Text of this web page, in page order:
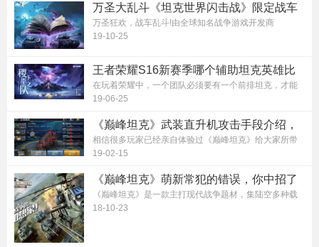
万圣大乱斗《坦克世界闪击战》限定战车
放送 全新模式邀你纵情狂欢!
万圣狂欢，战车乱斗!由全球知名战争游戏开发商
Wargaming倾力研发，网易独家代理的《坦...
19-10-25
王者荣耀S16新赛季哪个辅助坦克英雄比
较好用？
在玩着荣耀中，一个团队必须要有一个前排坦克，才能
开团打起来保护我方输出，但是大家...
19-06-25
《巅峰坦克》武装直升机攻击手段介绍，
武装直升机武器详解
相信很多玩家已经亲自体验过《巅峰坦克》给大家所带
来的立体战争。有着飞行坦克之称的...
19-02-15
《巅峰坦克》萌新常犯的错误，你中招了
吗
《巅峰坦克》是一款主打现代战争题材，集陆空多种载
具对战于一体的颠覆级立体战争竞技...
18-10-23